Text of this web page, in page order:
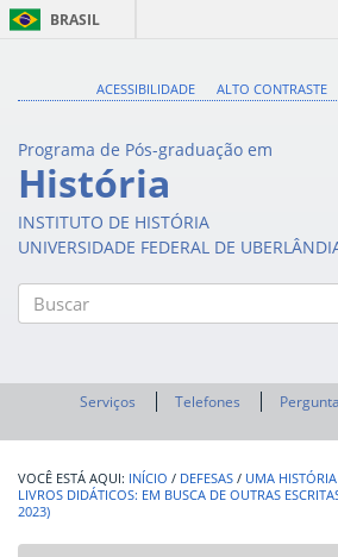
BRASIL
ACESSIBILIDADE
ALTO CONTRASTE
Programa de Pós-graduação em
História
INSTITUTO DE HISTÓRIA
UNIVERSIDADE FEDERAL DE
Serviços Telefones
INÍCIO / DEFESAS / UMA
LIVROS DIDÁTICOS: EM BUSCA DE OUTRAS
2023)